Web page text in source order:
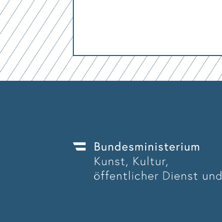
Mit dem Absenden des Formulars
Mit dem Absenden des Formulars